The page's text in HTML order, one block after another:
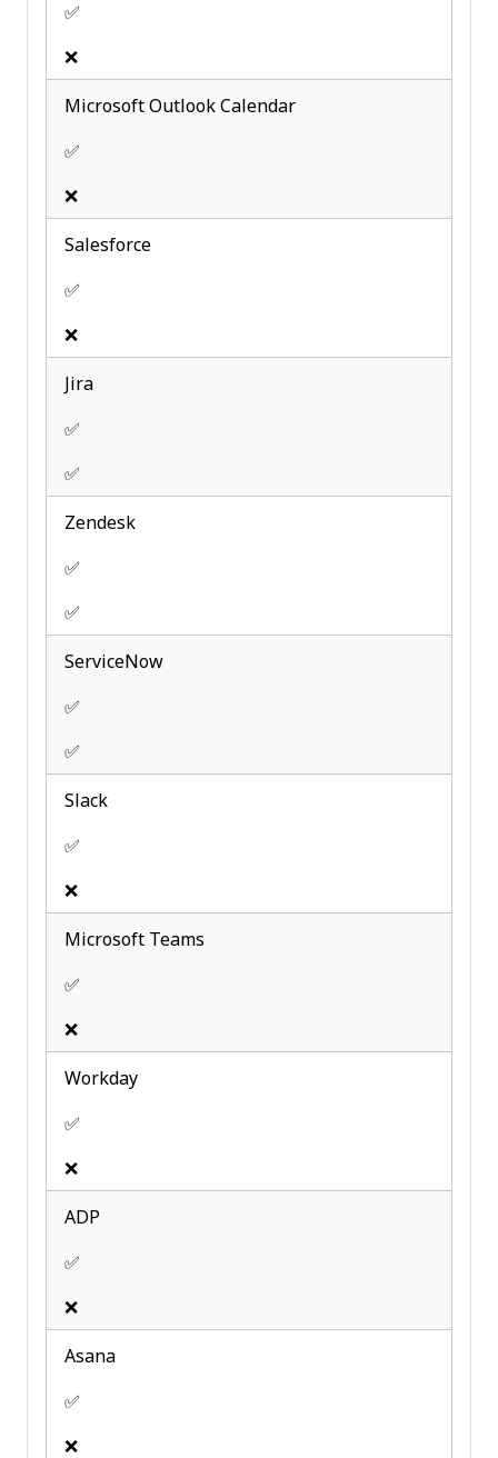
✅
❌
Microsoft Outlook Calendar
✅
❌
Salesforce
✅
❌
Jira
✅
✅
Zendesk
✅
✅
ServiceNow
✅
✅
Slack
✅
❌
Microsoft Teams
✅
❌
Workday
✅
❌
ADP
✅
❌
Asana
✅
❌